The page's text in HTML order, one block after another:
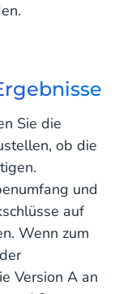
Sie die
ob die
und
auf
Wenn zum
Version A an